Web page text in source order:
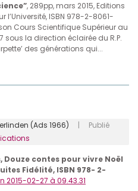
, 289pp, mars 2015, Editions
ISBN 978-2-8061-
Cours Scientifique Supérieur au
sous la direction éclairée du R.P.
des générations qui...
(Ads 1966) | Publié
Douze contes pour vivre Noël
Fidélité, ISBN 978- 2-